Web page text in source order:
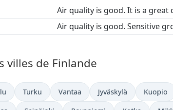
Air quality is good. It is a great
Air quality is good. Sensitive
villes de Finlande
Turku Vantaa Jyväskylä Kuopio